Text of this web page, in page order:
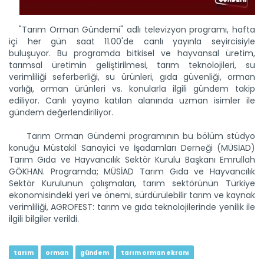
"Tarım Orman Gündemi" adlı televizyon programı, hafta
içi her gün saat 11.00'de canlı yayınla seyircisiyle
buluşuyor. Bu programda bitkisel ve hayvansal üretim,
tarımsal üretimin geliştirilmesi, tarım teknolojileri, su
verimliliği seferberliği, su ürünleri, gıda güvenliği, orman
varlığı, orman ürünleri vs. konularla ilgili gündem takip
ediliyor. Canlı yayına katılan alanında uzman isimler ile
gündem değerlendiriliyor.
Tarım Orman Gündemi programının bu bölüm stüdyo
konuğu Müstakil Sanayici ve İşadamları Derneği (MÜSİAD)
Tarım Gıda ve Hayvancılık Sektör Kurulu Başkanı Emrullah
GÖKHAN. Programda; MÜSİAD Tarım Gıda ve Hayvancılık
Sektör Kurulunun çalışmaları, tarım sektörünün Türkiye
ekonomisindeki yeri ve önemi, sürdürülebilir tarım ve kaynak
verimliliği, AGROFEST: tarım ve gıda teknolojilerinde yenilik ile
ilgili bilgiler verildi.
tarım orman gündem tarım orman ekranı
Tarım Orman Gündemi 12.06.2026
“Tarım Orman Gündemi” sektörün gündemini izleyici ile...
Devamını Oku ->
“Tarım Orman Gündemi” sektörün gündemini izleyici ile...